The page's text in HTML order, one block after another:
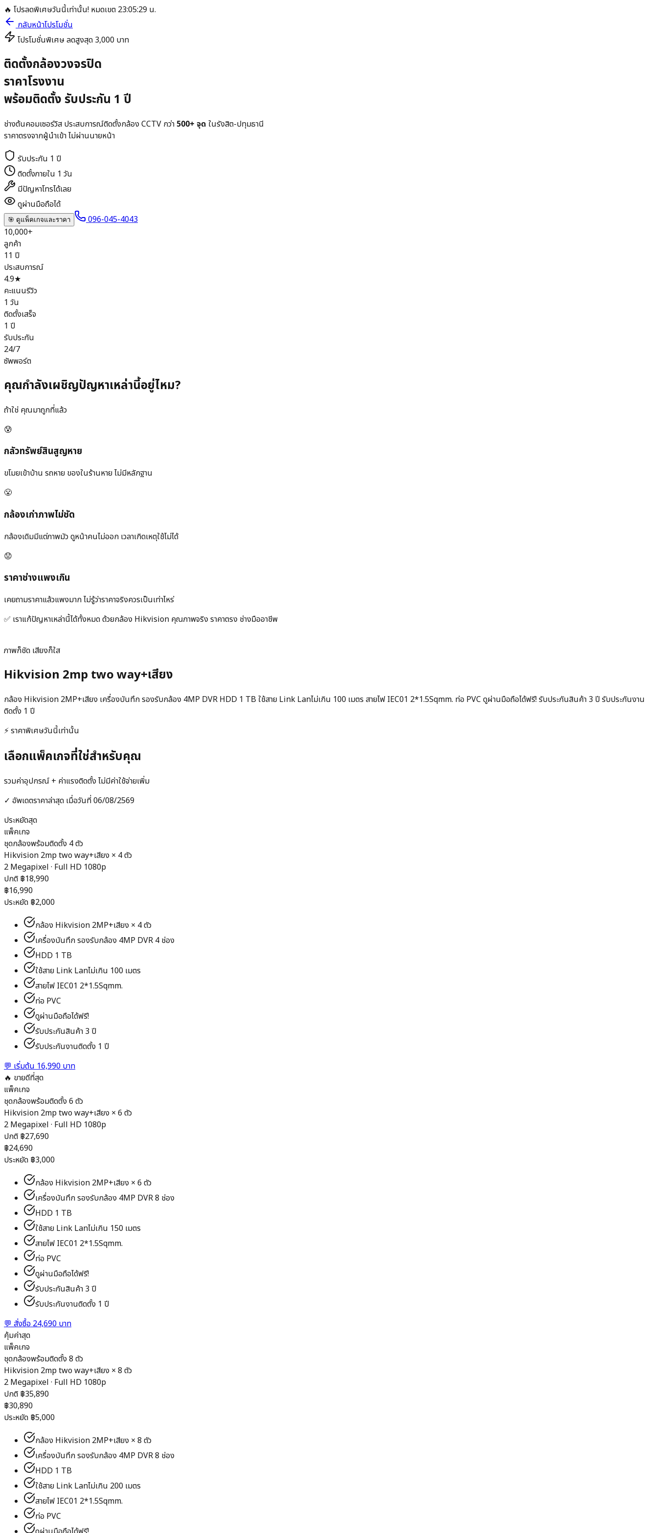
🔥 โปรลดพิเศษวันนี้เท่านั้น! หมดเขต 23:05:28 น.
กลับหน้าโปรโมชั่น
โปรโมชั่นพิเศษ ลดสูงสุด 3,000 บาท
ติดตั้งกล้องวงจรปิด
ราคาโรงงาน
พร้อมติดตั้ง รับประกัน 1 ปี
ช่างต้นคอมเซอร์วิส ประสบการณ์ติดตั้งกล้อง CCTV กว่า 500+ จุด ในรังสิต-ปทุมธานี
ราคาตรงจากผู้นำเข้า ไม่ผ่านนายหน้า
รับประกัน 1 ปี
ติดตั้งภายใน 1 วัน
มีปัญหาโทรได้เลย
ดูผ่านมือถือได้
🎯 ดูแพ็คเกจและราคา
096-045-4043
10,000+
ลูกค้า
11 ปี
ประสบการณ์
4.9★
คะแนนรีวิว
1 วัน
ติดตั้งเสร็จ
1 ปี
รับประกัน
24/7
ซัพพอร์ต
คุณกำลังเผชิญปัญหาเหล่านี้อยู่ไหม?
ถ้าใช่ คุณมาถูกที่แล้ว
😰
กลัวทรัพย์สินสูญหาย
ขโมยเข้าบ้าน รถหาย ของในร้านหาย ไม่มีหลักฐาน
😤
กล้องเก่าภาพไม่ชัด
กล้องเดิมมีแต่ภาพมัว ดูหน้าคนไม่ออก เวลาเกิดเหตุใช้ไม่ได้
😟
ราคาช่างแพงเกิน
เคยถามราคาแล้วแพงมาก ไม่รู้ว่าราคาจริงควรเป็นเท่าไหร่
✅ เราแก้ปัญหาเหล่านี้ได้ทั้งหมด ด้วยกล้อง Hikvision คุณภาพจริง ราคาตรง ช่างมืออาชีพ
ภาพก็ชัด เสียงก็ใส
Hikvision 2mp two way+เสียง
กล้อง Hikvision 2MP+เสียง เครื่องบันทึก รองรับกล้อง 4MP DVR HDD 1 TB ใช้สาย Link Lanไม่เกิน 100 เมตร สายไฟ IEC01 2*1.5Sqmm. ท่อ PVC ดูผ่านมือถือได้ฟรี! รับประกันสินค้า 3 ปี รับประกันงาน
ติดตั้ง 1 ปี
⚡ ราคาพิเศษวันนี้เท่านั้น
เลือกแพ็คเกจที่ใช่สำหรับคุณ
รวมค่าอุปกรณ์ + ค่าแรงติดตั้ง ไม่มีค่าใช้จ่ายเพิ่ม
✓ อัพเดตราคาล่าสุด เมื่อวันที่06/08/2569
ประหยัดสุด
แพ็คเกจ
ชุดกล้องพร้อมติดตั้ง 4 ตัว
Hikvision 2mp two way+เสียง × 4ตัว
2 Megapixel · Full HD 1080p
ปกติ ฿18,990
฿16,990
ประหยัด ฿2,000
กล้อง Hikvision 2MP+เสียง × 4 ตัว
เครื่องบันทึก รองรับกล้อง 4MP DVR 4 ช่อง
HDD 1 TB
ใช้สาย Link Lanไม่เกิน 100 เมตร
สายไฟ IEC01 2*1.5Sqmm.
ท่อ PVC
ดูผ่านมือถือได้ฟรี!
รับประกันสินค้า 3 ปี
รับประกันงานติดตั้ง 1 ปี
💬 เริ่มต้น 16,990 บาท
🔥 ขายดีที่สุด
แพ็คเกจ
ชุดกล้องพร้อมติดตั้ง 6 ตัว
Hikvision 2mp two way+เสียง × 6 ตัว
2 Megapixel · Full HD 1080p
ปกติ ฿27,690
฿24,690
ประหยัด ฿3,000
กล้อง Hikvision 2MP+เสียง × 6 ตัว
เครื่องบันทึก รองรับกล้อง 4MP DVR 8 ช่อง
HDD 1 TB
ใช้สาย Link Lanไม่เกิน 150 เมตร
สายไฟ IEC01 2*1.5Sqmm.
ท่อ PVC
ดูผ่านมือถือได้ฟรี!
รับประกันสินค้า 3 ปี
รับประกันงานติดตั้ง 1 ปี
💬 สั่งซื้อ 24,690 บาท
คุ้มค่าสุด
แพ็คเกจ
ชุดกล้องพร้อมติดตั้ง 8 ตัว
Hikvision 2mp two way+เสียง × 8 ตัว
2 Megapixel · Full HD 1080p
ปกติ ฿35,890
฿30,890
ประหยัด ฿5,000
กล้อง Hikvision 2MP+เสียง × 8 ตัว
เครื่องบันทึก รองรับกล้อง 4MP DVR 8 ช่อง
HDD 1 TB
ใช้สาย Link Lanไม่เกิน 200 เมตร
สายไฟ IEC01 2*1.5Sqmm.
ท่อ PVC